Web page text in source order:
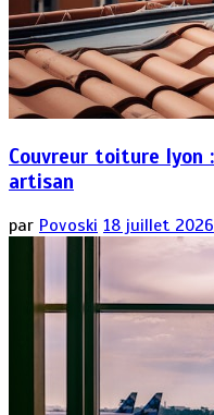
Couvreur toiture lyon
artisan
par Povoski 18 juillet 2026